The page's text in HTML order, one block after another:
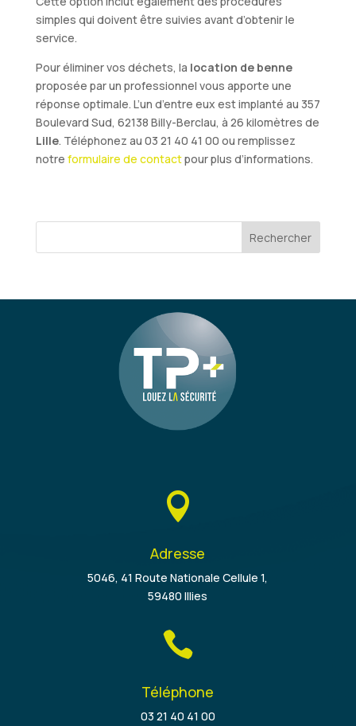
simples qui doivent être suivies avant d’obtenir le
service.
Pour éliminer vos déchets, la location de benne
proposée par un professionnel vous apporte une
réponse optimale. L’un d’entre eux est implanté au 357
Boulevard Sud, 62138 Billy-Berclau, à 26 kilomètres de
Lille. Téléphonez au 03 21 40 41 00 ou remplissez
notre formulaire de contactpour plus d’informations.

Adresse
5046, 41 Route Nationale Cellule 1,
59480 Illies

Téléphone
03 21 40 41 00